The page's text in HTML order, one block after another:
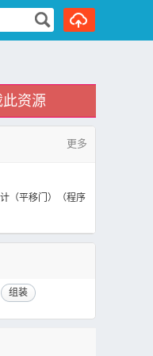
资源
更多
（平移门）（程序
组装